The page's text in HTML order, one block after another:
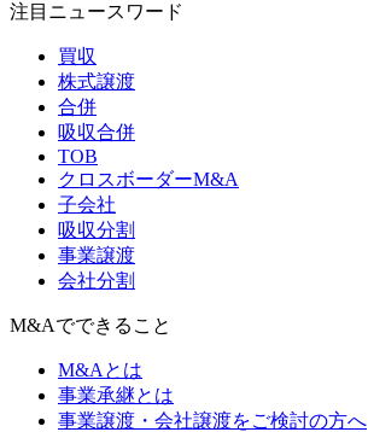
注目ニュースワード
買収
株式譲渡
合併
吸収合併
TOB
クロスボーダーM&A
子会社
吸収分割
事業譲渡
会社分割
M&Aでできること
M&Aとは
事業承継とは
事業譲渡・会社譲渡をご検討の方へ